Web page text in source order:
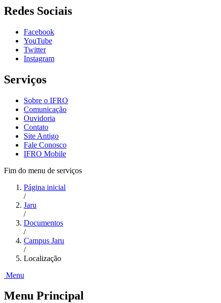
Redes Sociais
Facebook
YouTube
Twitter
Instagram
Serviços
Sobre o IFRO
Comunicação
Ouvidoria
Contato
Site Antigo
Fale Conosco
IFRO Mobile
Fim do menu de serviços
Página inicial
/
Jaru
/
Documentos
/
Campus Jaru
/
Localização
Menu
Menu Principal